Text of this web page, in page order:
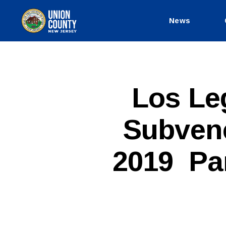
News
Los
2019